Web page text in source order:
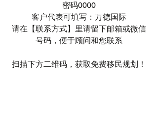
密码0000
客户代表可填写：万德国际
请在【联系方式】里请留下邮箱或微信
号码，便于顾问和您联系
扫描下方二维码，获取免费移民规划！